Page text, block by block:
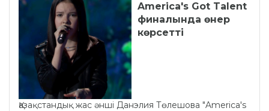
America's Got Talent
финалында өнер
көрсетті
Қазақстандық жас әнші Данэлия Төлешова "America's